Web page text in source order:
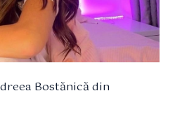
Bostănică din